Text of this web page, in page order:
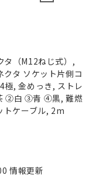
タ（M12ねじ式）,
クタ ソケット片側コ
極, 金めっき, ストレ
②白 ③青 ④黒, 難燃
トケーブル, 2m
情報更新